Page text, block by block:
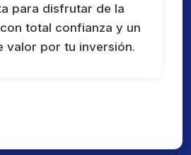
para disfrutar de la
total confianza y un
valor por tu inversión.